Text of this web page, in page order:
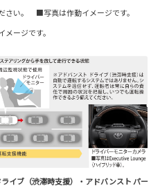
さい。 ■写真は作動イメージです。
ージです。
イブ（渋滞時支援）・アドバンスト パー